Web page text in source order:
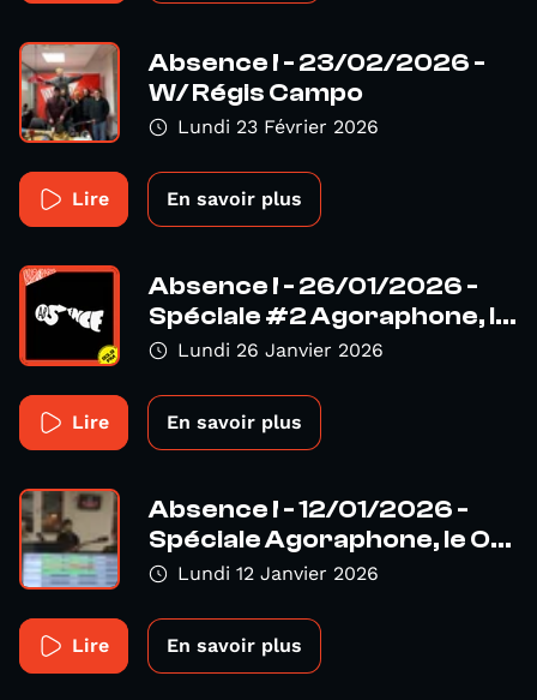
Absence ! - 23/02/2026 -
W/ Régis Campo
Lundi 23 Février 2026
Lire En savoir plus
Absence ! - 26/01/2026 -
Spéciale #2 Agoraphone, l...
Lundi 26 Janvier 2026
Lire En savoir plus
Absence ! - 12/01/2026 -
Spéciale Agoraphone, le O...
Lundi 12 Janvier 2026
Lire En savoir plus